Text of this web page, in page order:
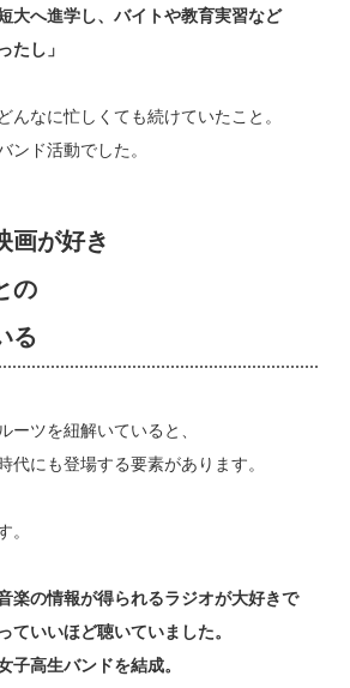
大へ進学し、バイトや教育実習など
たし」
んなに忙しくても続けていたこと。
ンド活動でした。
画が好き
の
る
ーツを紐解いていると、
代にも登場する要素があります。
。
楽の情報が得られるラジオが大好きで
ていいほど聴いていました。
子高生バンドを結成。